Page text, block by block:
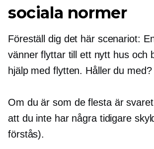
sociala normer
Föreställ dig det här scenariot:
vänner flyttar till ett nytt hus och
hjälp med flytten. Håller du med?
Om du är som de flesta är
att du inte har några tidigare
förstås).